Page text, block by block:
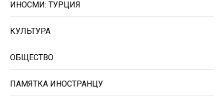
ИНОСМИ: ТУРЦИЯ
КУЛЬТУРА
ОБЩЕСТВО
ПАМЯТКА ИНОСТРАНЦУ